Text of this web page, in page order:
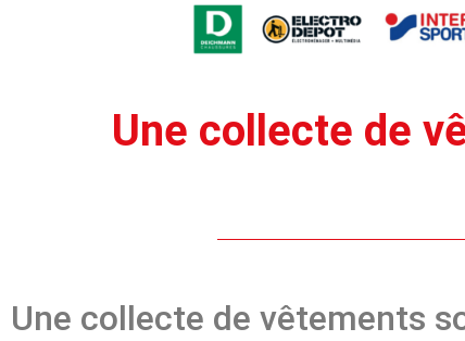
Une collecte de
Une collecte de vêtements